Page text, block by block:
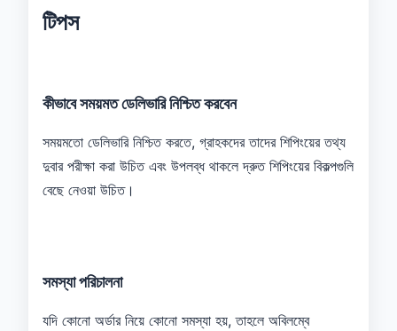
টিপস
কীভাবে সময়মত ডেলিভারি নিশ্চিত করবেন
সময়মতো ডেলিভারি নিশ্চিত করতে, গ্রাহকদের তাদের শিপিংয়ের তথ্য
দুবার পরীক্ষা করা উচিত এবং উপলব্ধ থাকলে দ্রুত শিপিংয়ের বিকল্পগুলি
বেছে নেওয়া উচিত।
সমস্যা পরিচালনা
যদি কোনো অর্ডার নিয়ে কোনো সমস্যা হয়, তাহলে অবিলম্বে